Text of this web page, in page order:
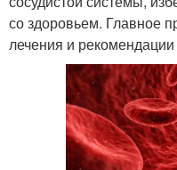
со здоровьем. Главное
лечения и